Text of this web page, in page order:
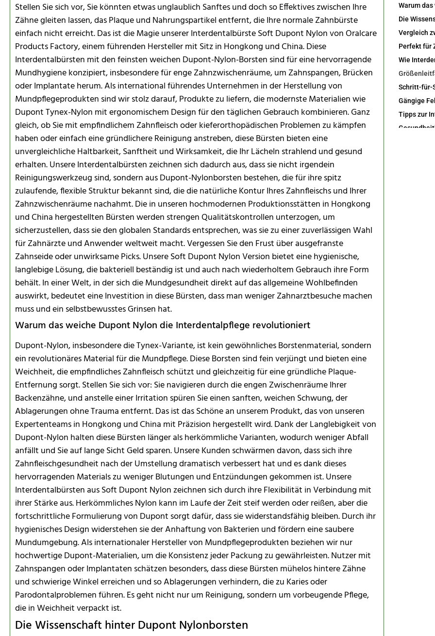
Stellen Sie sich vor, Sie könnten etwas unglaublich Sanftes und doch so Effektives zwischen Ihre
Zähne gleiten lassen, das Plaque und Nahrungspartikel entfernt, die Ihre normale Zahnbürste
einfach nicht erreicht. Das ist die Magie unserer Interdentalbürste Soft Dupont Nylon von Oralcare
Products Factory, einem führenden Hersteller mit Sitz in Hongkong und China. Diese
Interdentalbürsten mit den feinsten weichen Dupont-Nylon-Borsten sind für eine hervorragende
Mundhygiene konzipiert, insbesondere für enge Zahnzwischenräume, um Zahnspangen, Brücken
oder Implantate herum. Als international führendes Unternehmen in der Herstellung von
Mundpflegeprodukten sind wir stolz darauf, Produkte zu liefern, die modernste Materialien wie
Dupont Tynex-Nylon mit ergonomischem Design für den täglichen Gebrauch kombinieren. Ganz
gleich, ob Sie mit empfindlichem Zahnfleisch oder kieferorthopädischen Problemen zu kämpfen
haben oder einfach eine gründlichere Reinigung anstreben, diese Bürsten bieten eine
unvergleichliche Haltbarkeit, Sanftheit und Wirksamkeit, die Ihr Lächeln strahlend und gesund
erhalten. Unsere Interdentalbürsten zeichnen sich dadurch aus, dass sie nicht irgendein
Reinigungswerkzeug sind, sondern aus Dupont-Nylonborsten bestehen, die für ihre spitz
zulaufende, flexible Struktur bekannt sind, die die natürliche Kontur Ihres Zahnfleischs und Ihrer
Zahnzwischenräume nachahmt. Die in unseren hochmodernen Produktionsstätten in Hongkong
und China hergestellten Bürsten werden strengen Qualitätskontrollen unterzogen, um
sicherzustellen, dass sie den globalen Standards entsprechen, was sie zu einer zuverlässigen Wahl
für Zahnärzte und Anwender weltweit macht. Vergessen Sie den Frust über ausgefranste
Zahnseide oder unwirksame Picks. Unsere Soft Dupont Nylon Version bietet eine hygienische,
langlebige Lösung, die bakteriell beständig ist und auch nach wiederholtem Gebrauch ihre Form
behält. In einer Welt, in der sich die Mundgesundheit direkt auf das allgemeine Wohlbefinden
auswirkt, bedeutet eine Investition in diese Bürsten, dass man weniger Zahnarztbesuche machen
muss und ein selbstbewusstes Grinsen hat.
Warum das weiche Dupont Nylon die Interdentalpflege revolutioniert
Dupont-Nylon, insbesondere die Tynex-Variante, ist kein gewöhnliches Borstenmaterial, sondern
ein revolutionäres Material für die Mundpflege. Diese Borsten sind fein verjüngt und bieten eine
Weichheit, die empfindliches Zahnfleisch schützt und gleichzeitig für eine gründliche Plaque-
Entfernung sorgt. Stellen Sie sich vor: Sie navigieren durch die engen Zwischenräume Ihrer
Backenzähne, und anstelle einer Irritation spüren Sie einen sanften, weichen Schwung, der
Ablagerungen ohne Trauma entfernt. Das ist das Schöne an unserem Produkt, das von unseren
Expertenteams in Hongkong und China mit Präzision hergestellt wird. Dank der Langlebigkeit von
Dupont-Nylon halten diese Bürsten länger als herkömmliche Varianten, wodurch weniger Abfall
anfällt und Sie auf lange Sicht Geld sparen. Unsere Kunden schwärmen davon, dass sich ihre
Zahnfleischgesundheit nach der Umstellung dramatisch verbessert hat und es dank dieses
hervorragenden Materials zu weniger Blutungen und Entzündungen gekommen ist. Unsere
Interdentalbürsten aus Soft Dupont Nylon zeichnen sich durch ihre Flexibilität in Verbindung mit
ihrer Stärke aus. Herkömmliches Nylon kann im Laufe der Zeit steif werden oder reißen, aber die
fortschrittliche Formulierung von Dupont sorgt dafür, dass sie widerstandsfähig bleiben. Durch ihr
hygienisches Design widerstehen sie der Anhaftung von Bakterien und fördern eine saubere
Mundumgebung. Als internationaler Hersteller von Mundpflegeprodukten beziehen wir nur
hochwertige Dupont-Materialien, um die Konsistenz jeder Packung zu gewährleisten. Nutzer mit
Zahnspangen oder Implantaten schätzen besonders, dass diese Bürsten mühelos hintere Zähne
und schwierige Winkel erreichen und so Ablagerungen verhindern, die zu Karies oder
Parodontalproblemen führen. Es geht nicht nur um Reinigung, sondern um vorbeugende Pflege,
die in Weichheit verpackt ist.
Die Wissenschaft hinter Dupont Nylonborsten